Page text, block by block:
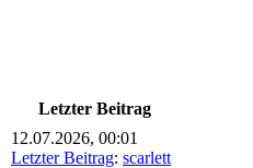
Letzter Beitrag
12.07.2026, 00:01
Letzter Beitrag: scarlett